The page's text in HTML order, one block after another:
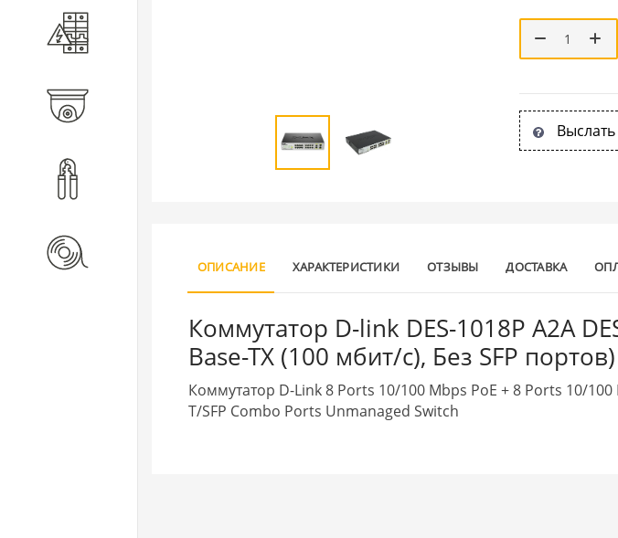
ОПИСАНИЕ ХАРАКТЕРИСТИКИ ОТЗЫВЫ ДОСТАВКА
Коммутатор D-link DES-1018P A2A
Base-TX (100 мбит/с), Без SFP портов)
Коммутатор D-Link 8 Ports 10/100 Mbps PoE + 8 Ports 10/100
T/SFP Combo Ports Unmanaged Switch